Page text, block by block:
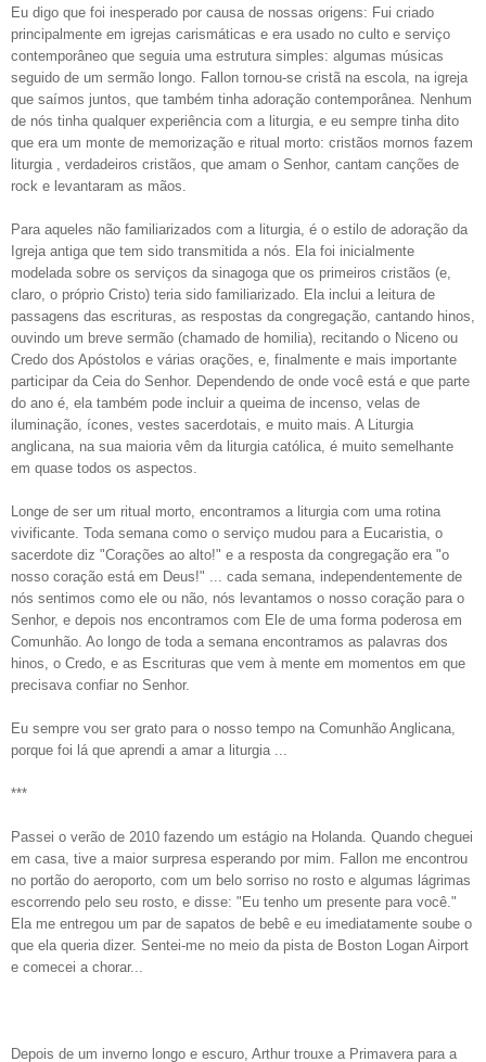
Eu digo que foi inesperado por causa de nossas origens: Fui criado
principalmente em igrejas carismáticas e era usado no culto e serviço
contemporâneo que seguia uma estrutura simples: algumas músicas
seguido de um sermão longo. Fallon tornou-se cristã na escola, na igreja
que saímos juntos, que também tinha adoração contemporânea. Nenhum
de nós tinha qualquer experiência com a liturgia, e eu sempre tinha dito
que era um monte de memorização e ritual morto: cristãos mornos fazem
liturgia , verdadeiros cristãos, que amam o Senhor, cantam canções de
rock e levantaram as mãos.
Para aqueles não familiarizados com a liturgia, é o estilo de adoração da
Igreja antiga que tem sido transmitida a nós. Ela foi inicialmente
modelada sobre os serviços da sinagoga que os primeiros cristãos (e,
claro, o próprio Cristo) teria sido familiarizado. Ela inclui a leitura de
passagens das escrituras, as respostas da congregação, cantando hinos,
ouvindo um breve sermão (chamado de homilia), recitando o Niceno ou
Credo dos Apóstolos e várias orações, e, finalmente e mais importante
participar da Ceia do Senhor. Dependendo de onde você está e que parte
do ano é, ela também pode incluir a queima de incenso, velas de
iluminação, ícones, vestes sacerdotais, e muito mais. A Liturgia
anglicana, na sua maioria vêm da liturgia católica, é muito semelhante
em quase todos os aspectos.
Longe de ser um ritual morto, encontramos a liturgia com uma rotina
vivificante. Toda semana como o serviço mudou para a Eucaristia, o
sacerdote diz "Corações ao alto!" e a resposta da congregação era "o
nosso coração está em Deus!" ... cada semana, independentemente de
nós sentimos como ele ou não, nós levantamos o nosso coração para o
Senhor, e depois nos encontramos com Ele de uma forma poderosa em
Comunhão. Ao longo de toda a semana encontramos as palavras dos
hinos, o Credo, e as Escrituras que vem à mente em momentos em que
precisava confiar no Senhor.
Eu sempre vou ser grato para o nosso tempo na Comunhão Anglicana,
porque foi lá que aprendi a amar a liturgia ...
***
Passei o verão de 2010 fazendo um estágio na Holanda. Quando cheguei
em casa, tive a maior surpresa esperando por mim. Fallon me encontrou
no portão do aeroporto, com um belo sorriso no rosto e algumas lágrimas
escorrendo pelo seu rosto, e disse: "Eu tenho um presente para você."
Ela me entregou um par de sapatos de bebê e eu imediatamente soube o
que ela queria dizer. Sentei-me no meio da pista de Boston Logan Airport
e comecei a chorar...
Depois de um inverno longo e escuro, Arthur trouxe a Primavera para a